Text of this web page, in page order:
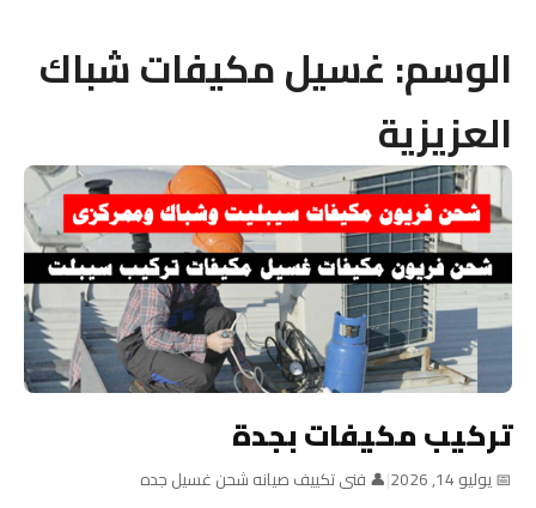
الوسم: غسيل مكيفات شباك
العزيزية
تركيب مكيفات بجدة
📅 يوليو 14, 2026 |👤 فنى تكييف صيانه شحن غسيل جده